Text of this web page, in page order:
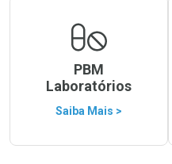
PBM
Laboratórios
Saiba Mais >